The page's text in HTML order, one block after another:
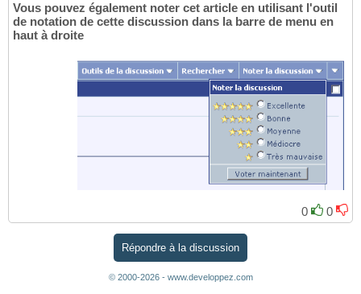
Vous pouvez également noter cet article en utilisant l'outil
de notation de cette discussion dans la barre de menu en
haut à droite
0 0
Répondre à la discussion
© 2000-2026 - www.developpez.com